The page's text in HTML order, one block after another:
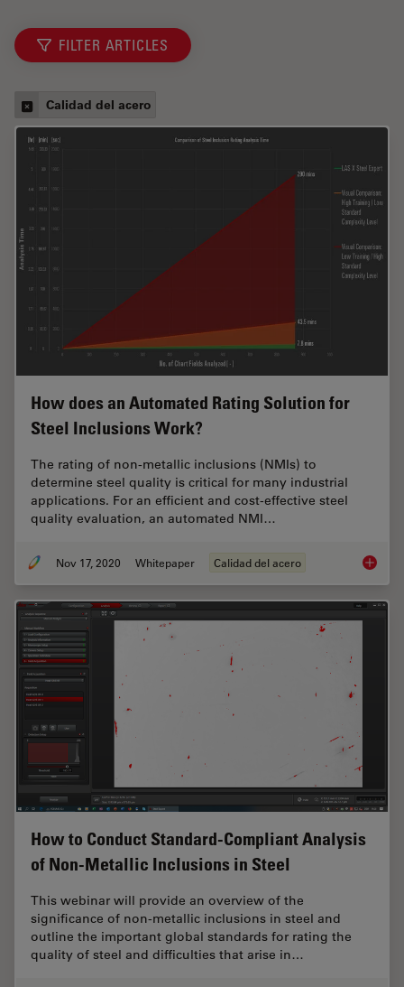
FILTER ARTICLES
Calidad del acero
How does an Automated Rating Solution for
Steel Inclusions Work?
The rating of non-metallic inclusions (NMIs) to
determine steel quality is critical for many industrial
applications. For an efficient and cost-effective steel
quality evaluation, an automated NMI…
Nov 17, 2020 Whitepaper Calidad del acero How
How to Conduct Standard-Compliant Analysis
of Non-Metallic Inclusions in Steel
This webinar will provide an overview of the
significance of non-metallic inclusions in steel and
outline the important global standards for rating the
quality of steel and difficulties that arise in…